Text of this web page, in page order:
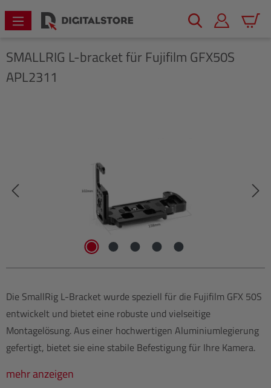
springen
SMALLRIG L-bracket für Fujifilm GFX50S
APL2311
Die SmallRig L-Bracket wurde speziell für die Fujifilm GFX 50S
entwickelt und bietet eine robuste und vielseitige
Montagelösung. Aus einer hochwertigen Aluminiumlegierung
gefertigt, bietet sie eine stabile Befestigung für Ihre Kamera.
mehr anzeigen